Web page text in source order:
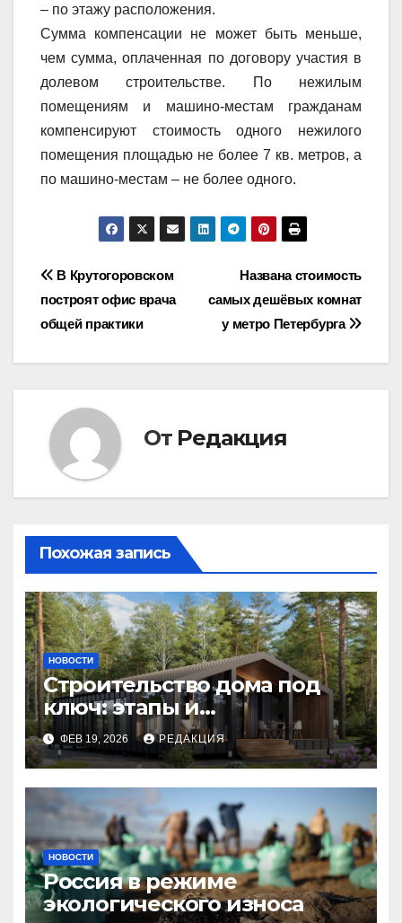
– по этажу расположения.
Сумма компенсации не может быть меньше,
чем сумма, оплаченная по договору участия в
долевом строительстве. По нежилым
помещениям и машино-местам гражданам
компенсируют стоимость одного нежилого
помещения площадью не более 7 кв. метров, а
по машино-местам – не более одного.
Навигация
по
записям
Названа стоимость
самых дешёвых комнат
у метро Петербурга
В Крутогоровском
построят офис врача
общей практики
От Редакция
Похожая запись
НОВОСТИ
Строительство дома под
ключ: этапы и
планирование бюджета
ФЕВ 19, 2026 РЕДАКЦИЯ
НОВОСТИ
Россия в режиме
экологического износа